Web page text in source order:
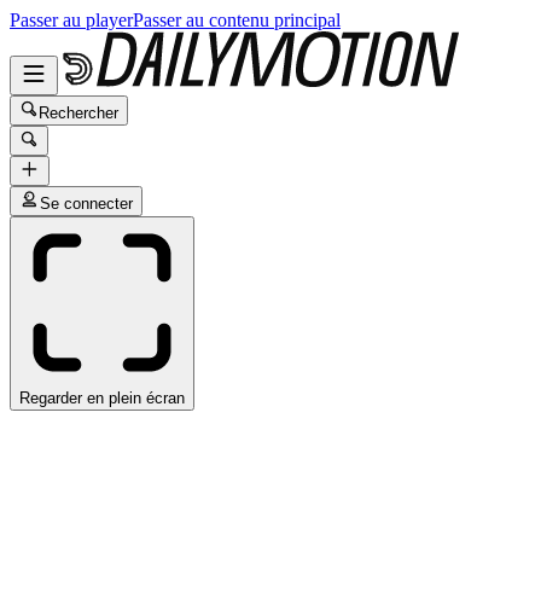
Passer au playerPasser au contenu principal
Rechercher
Se connecter
Regarder en plein écran